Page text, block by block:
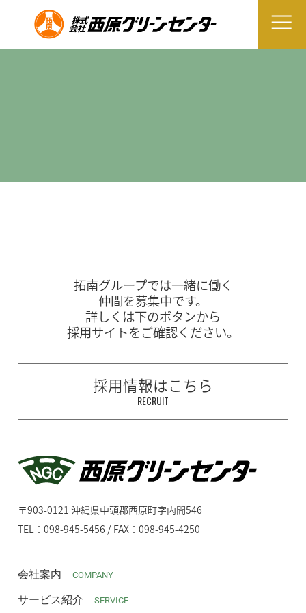
拓南グループでは一緒に働く
仲間を募集中です。
詳しくは下のボタンから
採用サイトをご確認ください。
採用情報はこちら
RECRUIT
〒903-0121 沖縄県中頭郡西原町字内間546
TEL：098-945-5456 / FAX：098-945-4250
会社案内 COMPANY
サービス紹介 SERVICE